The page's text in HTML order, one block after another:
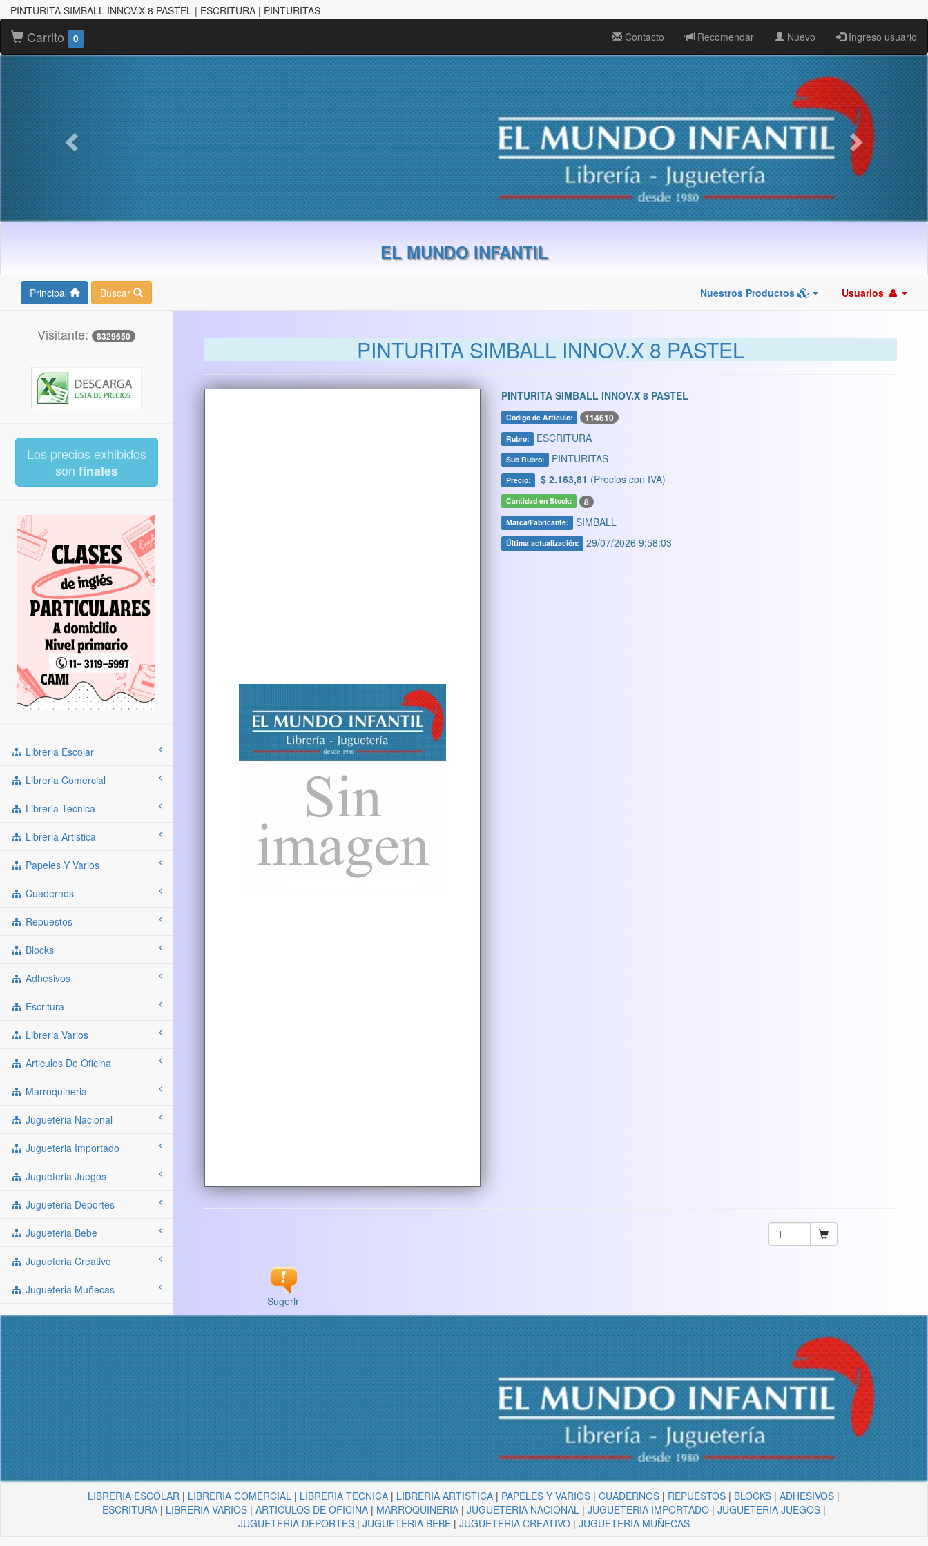
PINTURITA SIMBALL INNOV.X 8 PASTEL | ESCRITURA | PINTURITAS
Carrito 0 Contacto Recomendar Nuevo Ingreso usuario
EL MUNDO INFANTIL
Principal Buscar Nuestros Productos Usuarios
Visitante: 8329650
Los precios exhibidos
son finales
Libreria Escolar
Libreria Comercial
Libreria Tecnica
Libreria Artistica
Papeles Y Varios
Cuadernos
Repuestos
Blocks
Adhesivos
Escritura
Libreria Varios
Articulos De Oficina
Marroquineria
Jugueteria Nacional
Jugueteria Importado
Jugueteria Juegos
Jugueteria Deportes
Jugueteria Bebe
Jugueteria Creativo
Jugueteria Muñecas
PINTURITA SIMBALL INNOV.X 8 PASTEL
PINTURITA SIMBALL INNOV.X 8 PASTEL
Código de Artículo: 114610
Rubro: ESCRITURA
Sub Rubro: PINTURITAS
Precio: $ 2.163,81 (Precios con IVA)
Cantidad en Stock: 8
Marca/Fabricante: SIMBALL
Última actualización: 29/07/2026 9:58:03
Sugerir
LIBRERIA ESCOLAR | LIBRERIA COMERCIAL | LIBRERIA TECNICA | LIBRERIA ARTISTICA | PAPELES Y VARIOS |CUADERNOS | REPUESTOS | BLOCKS |ADHESIVOS |
ESCRITURA| LIBRERIA VARIOS| ARTICULOS DE OFICINA| MARROQUINERIA| JUGUETERIA NACIONAL | JUGUETERIA IMPORTADO| JUGUETERIA JUEGOS|
JUGUETERIA DEPORTES| JUGUETERIA BEBE| JUGUETERIA CREATIVO| JUGUETERIA MUÑECAS